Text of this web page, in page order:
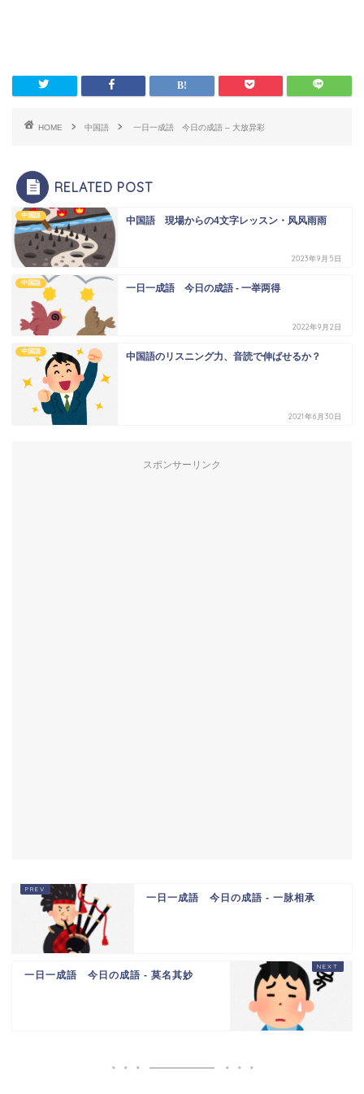
HOME 中国語 一日一成語 今日の成語 – 大放异彩
RELATED POST
中国語 中国語 現場からの4文字レッスン・风风雨雨
2023年9月5日
中国語 一日一成語 今日の成語 - 一举两得
2022年9月2日
中国語 中国語のリスニング力、音読で伸ばせるか？
2021年6月30日
スポンサーリンク
一日一成語 今日の成語 - 一脉相承
一日一成語 今日の成語 - 莫名其妙